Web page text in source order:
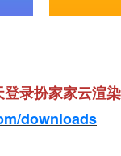
录扮家家云渲
downloads